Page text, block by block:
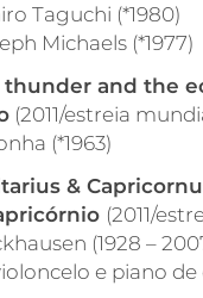
Taguchi (*1980)
Michaels (*1977)
and the
(2011/estreia
(*1963)
&
(2011/
(1928 –
e piano